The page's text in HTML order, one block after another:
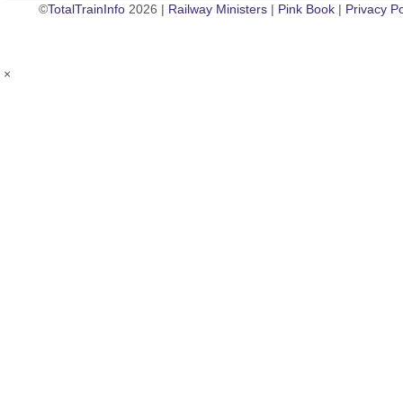
©TotalTrainInfo 2026 | Railway Ministers | Pink Book | Privacy
×